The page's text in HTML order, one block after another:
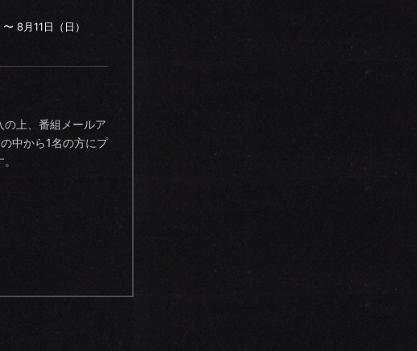
8月11日（日）
の上、番組メールア
中から1名の方にプ